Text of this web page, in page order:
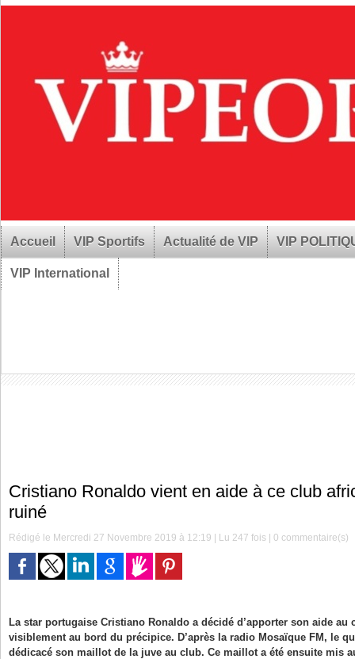
Accueil VIP Sportifs Actualité de VIP VIP
VIP International
Cristiano Ronaldo vient en aide à ce club
ruiné
Rédigé le Mercredi 27 Novembre 2019 à 12:19 | Lu 247 fois |0 commentaire(s)
La star portugaise Cristiano Ronaldo a décidé d’apporter son aide au
visiblement au bord du précipice. D’après la radio Mosaïque FM, le
dédicacé son maillot de la juve au club. Ce maillot a été ensuite mis